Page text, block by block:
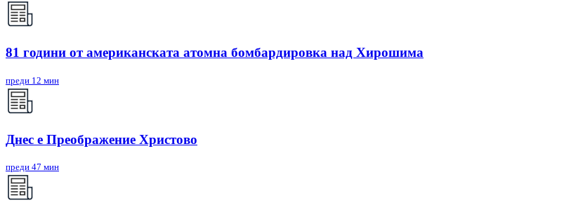
81 години от американската атомна бомбардировка над Хирошима
преди 12 мин
Днес е Преображение Христово
преди 47 мин